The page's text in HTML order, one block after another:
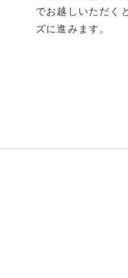
でお越しいただく
ズに進みます。